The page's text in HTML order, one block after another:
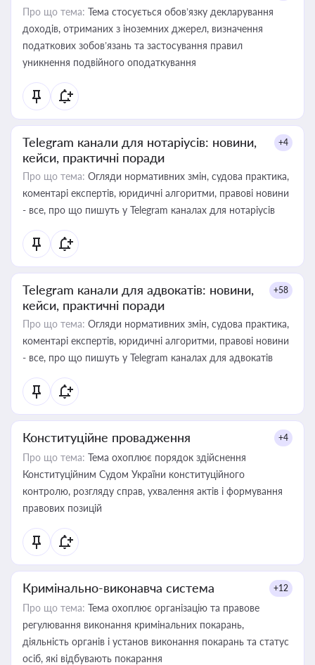
Про що тема: Тема стосується обов’язку декларування
доходів, отриманих з іноземних джерел, визначення
податкових зобов’язань та застосування правил
уникнення подвійного оподаткування
Telegram канали для нотаріусів: новини,
кейси, практичні поради
+4
Про що тема: Огляди нормативних змін, судова практика,
коментарі експертів, юридичні алгоритми, правові новини
- все, про що пишуть у Telegram каналах для нотаріусів
Telegram канали для адвокатів: новини,
кейси, практичні поради
+58
Про що тема: Огляди нормативних змін, судова практика,
коментарі експертів, юридичні алгоритми, правові новини
- все, про що пишуть у Telegram каналах для адвокатів
Конституційне провадження +4
Про що тема: Тема охоплює порядок здійснення
Конституційним Судом України конституційного
контролю, розгляду справ, ухвалення актів і формування
правових позицій
Кримінально-виконавча система +12
Про що тема: Тема охоплює організацію та правове
регулювання виконання кримінальних покарань,
діяльність органів і установ виконання покарань та статус
осіб, які відбувають покарання